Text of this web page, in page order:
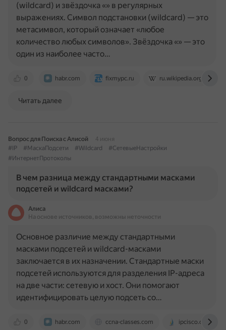
0 habr.com fixmypc.ru ru.wikipedia.org
(wildcard) и звёздочка «» в регулярных
выражениях. Символ подстановки (wildcard) — это
метасимвол, который означает «любое
количество любых символов». Звёздочка «» — это
один из наиболее часто…
Читать далее
Вопрос для Поиска с Алисой
4 июня
#IP
#МаскаПодсети #Wildcard
#СетевыеНастройки
#ИнтернетПротоколы
В чем разница между стандартными масками
подсетей и wildcard масками?
Алиса
На основе источников, возможны неточности
0 habr.com ccna-classes.com ipcisco.com
Основное различие между стандартными
масками подсетей и wildcard-масками
заключается в их назначении. Стандартные маски
подсетей используются для разделения IP-адреса
на две части: сетевую и хост. Они помогают
идентифицировать целую подсеть со…